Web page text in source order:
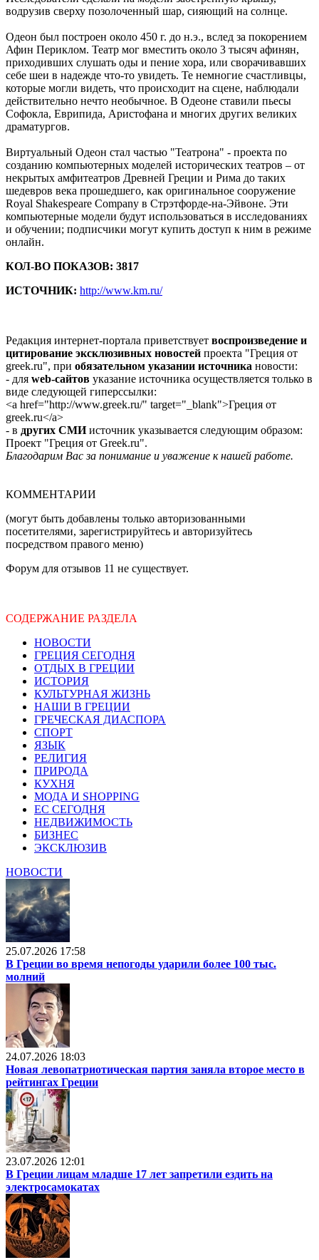
водрузив сверху позолоченный шар, сияющий на солнце.
Одеон был построен около 450 г. до н.э., вслед за покорением
Афин Периклом. Театр мог вместить около 3 тысяч афинян,
приходивших слушать оды и пение хора, или сворачивавших
себе шеи в надежде что-то увидеть. Те немногие счастливцы,
которые могли видеть, что происходит на сцене, наблюдали
действительно нечто необычное. В Одеоне ставили пьесы
Софокла, Еврипида, Аристофана и многих других великих
драматургов.
Виртуальный Одеон стал частью "Театрона" - проекта по
созданию компьютерных моделей исторических театров – от
некрытых амфитеатров Древней Греции и Рима до таких
шедевров века прошедшего, как оригинальное сооружение
Royal Shakespeare Company в Стрэтфорде-на-Эйвоне. Эти
компьютерные модели будут использоваться в исследованиях
и обучении; подписчики могут купить доступ к ним в режиме
онлайн.
КОЛ-ВО ПОКАЗОВ: 3817
ИСТОЧНИК: http://www.km.ru/
Редакция интернет-портала приветствует воспроизведение и
цитирование эксклюзивных новостей проекта "Греция от
greek.ru", при обязательном указании источника новости:
- для web-сайтов указание источника осуществляется только в
виде следующей гиперссылки:
<a href="http://www.greek.ru/" target="_blank">Греция от
greek.ru</a>
- в других СМИисточник указывается следующим образом:
Проект "Греция от Greek.ru".
Благодарим Вас за понимание и уважение к нашей работе.
КОММЕНТАРИИ
(могут быть добавлены только авторизованными
посетителями, зарегистрируйтесь и авторизуйтесь
посредством правого меню)
Форум для отзывов 11 не существует.
СОДЕРЖАНИЕ РАЗДЕЛА
НОВОСТИ
ГРЕЦИЯ СЕГОДНЯ
ОТДЫХ В ГРЕЦИИ
ИСТОРИЯ
КУЛЬТУРНАЯ ЖИЗНЬ
НАШИ В ГРЕЦИИ
ГРЕЧЕСКАЯ ДИАСПОРА
СПОРТ
ЯЗЫК
РЕЛИГИЯ
ПРИРОДА
КУХНЯ
МОДА И SHOPPING
ЕС СЕГОДНЯ
НЕДВИЖИМОСТЬ
БИЗНЕС
ЭКСКЛЮЗИВ
НОВОСТИ
25.07.2026 17:58
В Греции во время непогоды ударили более 100 тыс.
молний
24.07.2026 18:03
Новая левопатриотическая партия заняла второе место в
рейтингах Греции
23.07.2026 12:01
В Греции лицам младше 17 лет запретили ездить на
электросамокатах